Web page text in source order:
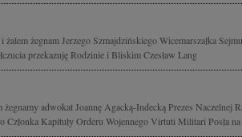
żegnam Jerzego Szmajdzińskiego Wicemarszałka
przekazuję Rodzinie i Bliskim Czesław Lang
żegnamy adwokat Joannę Agacką-Indecką Prezes Naczelnej
Członka Kapituły Orderu Wojennego Virtuti Militari Posła